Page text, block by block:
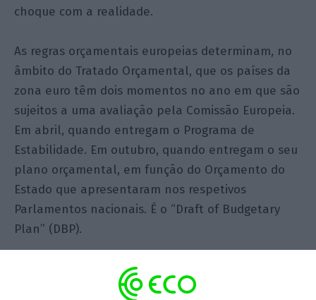
choque com a realidade.
As regras orçamentais europeias determinam, no
âmbito do Tratado Orçamental, que os países da
zona euro têm dois momentos no ano em que são
sujeitos a uma avaliação pela Comissão Europeia.
Em abril, quando entregam o Programa de
Estabilidade. Em outubro, quando entregam o seu
plano orçamental, em função do Orçamento do
Estado que apresentaram nos respetivos
Parlamentos nacionais. É o “Draft of Budgetary
Plan” (DBP).
Quando apresentaram o DBP para 2016, Costa e
Centeno optaram por uma postura de grande